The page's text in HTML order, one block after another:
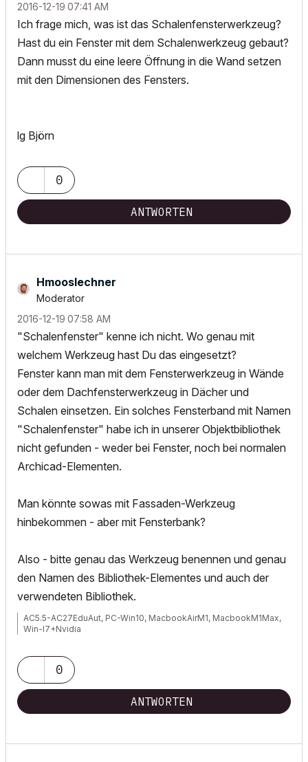
‎2016-12-19 07:41 AM
Ich frage mich, was ist das Schalenfensterwerkzeug?
Hast du ein Fenster mit dem Schalenwerkzeug gebaut?
Dann musst du eine leere Öffnung in die Wand setzen
mit den Dimensionen des Fensters.
lg Björn
0
ANTWORTEN
Hmooslechner
Moderator
‎2016-12-19 07:58 AM
"Schalenfenster" kenne ich nicht. Wo genau mit
welchem Werkzeug hast Du das eingesetzt?
Fenster kann man mit dem Fensterwerkzeug in Wände
oder dem Dachfensterwerkzeug in Dächer und
Schalen einsetzen. Ein solches Fensterband mit Namen
"Schalenfenster" habe ich in unserer Objektbibliothek
nicht gefunden - weder bei Fenster, noch bei normalen
Archicad-Elementen.
Man könnte sowas mit Fassaden-Werkzeug
hinbekommen - aber mit Fensterbank?
Also - bitte genau das Werkzeug benennen und genau
den Namen des Bibliothek-Elementes und auch der
verwendeten Bibliothek.
AC5.5-AC27EduAut, PC-Win10, MacbookAirM1, MacbookM1Max,
Win-I7+Nvidia
0
ANTWORTEN